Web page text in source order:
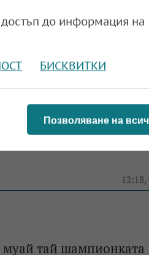
на модерна
Карнобат
за
12:18,
муай тай шампионката
до информация на
БИСКВИТКИ
Позволяване на